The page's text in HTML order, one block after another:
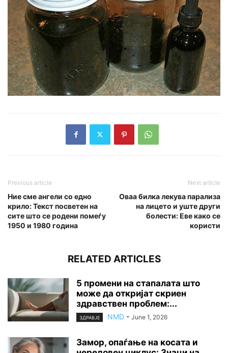
Previous article
Ние сме ангели со едно
крило: Текст посветен на
сите што се родени помеѓу
1950 и 1980 година
Next article
Оваа билка лекува парализа
на лицето и уште други
болести: Еве како се
користи
RELATED ARTICLES
5 промени на стапалата што
може да откријат скриен
здравствен проблем:...
ЗДРАВЈЕ NMD - June 1, 2026
Замор, опаѓање на косата и